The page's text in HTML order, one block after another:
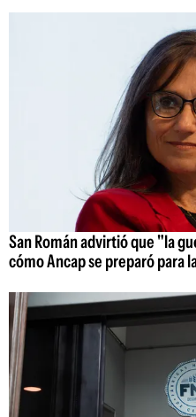
San Román advirtió que "la
cómo Ancap se preparó para